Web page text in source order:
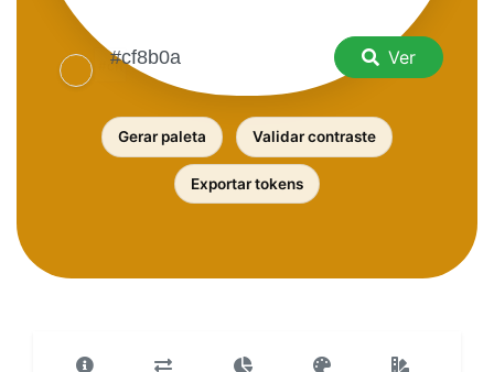
Ver
Gerar paleta Validar contraste
Exportar tokens